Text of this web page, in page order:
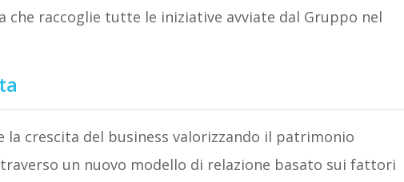
raccoglie tutte le iniziative avviate dal Gruppo nel
la crescita del business valorizzando il patrimonio
un nuovo modello di relazione basato sui fattori